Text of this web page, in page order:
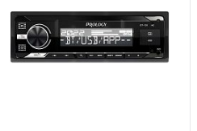
Купить в 1 клик
Сравнение
В избранное